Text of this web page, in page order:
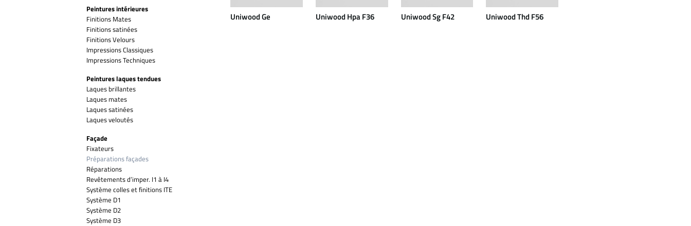
Peintures intérieures
Finitions Mates
Finitions satinées
Finitions Velours
Impressions Classiques
Impressions Techniques
Peintures laques tendues
Laques brillantes
Laques mates
Laques satinées
Laques veloutés
Façade
Fixateurs
Préparations façades
Réparations
Revêtements d’imper. I1 à I4
Système colles et finitions ITE
Système D1
Système D2
Système D3
Uniwood Ge Uniwood Hpa F36 Uniwood Sg F42 Uniwood Thd F56